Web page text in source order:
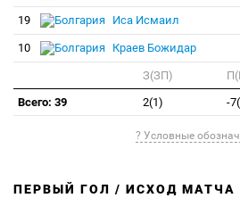
19 Иса Исмаил
10 Краев Божидар
З(ЗП)
Всего: 39
2(1) -
? Условные
ПЕРВЫЙ ГОЛ / ИСХОД МАТЧА